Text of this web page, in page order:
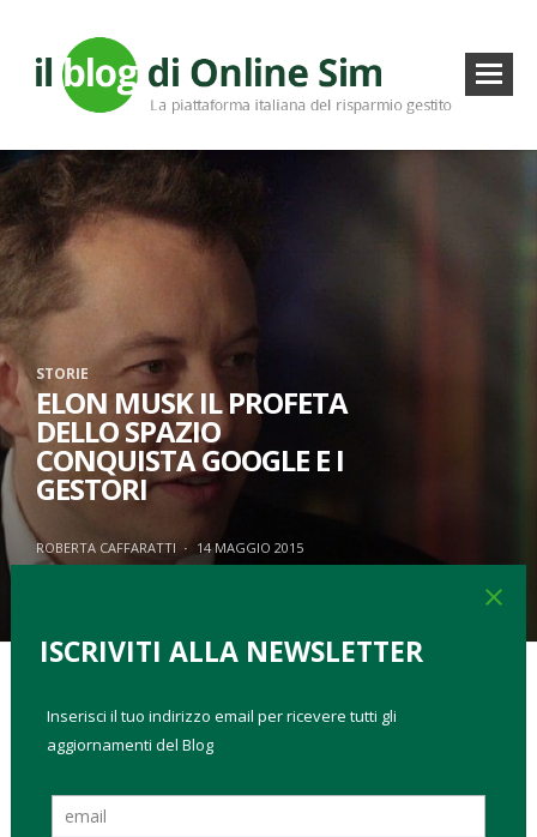
STORIE
ELON MUSK IL PROFETA
DELLO SPAZIO
CONQUISTA GOOGLE E I
GESTORI
ROBERTA CAFFARATTI · 14 MAGGIO 2015
TAGS: come investire space economy
troverete presto ospite di una puntata in cui spiega alla sua
maniera i vantaggi di viaggiare nello spazio. Elon Musk, 43
close
ISCRIVITI ALLA NEWSLETTER
Inserisci il tuo indirizzo email per ricevere tutti gli
aggiornamenti del Blog